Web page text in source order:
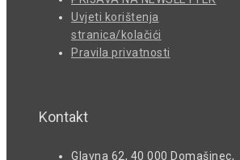
Uvjeti korištenja
stranica/kolačići
Pravila privatnosti
Kontakt
Glavna 62, 40 000 Domašinec,